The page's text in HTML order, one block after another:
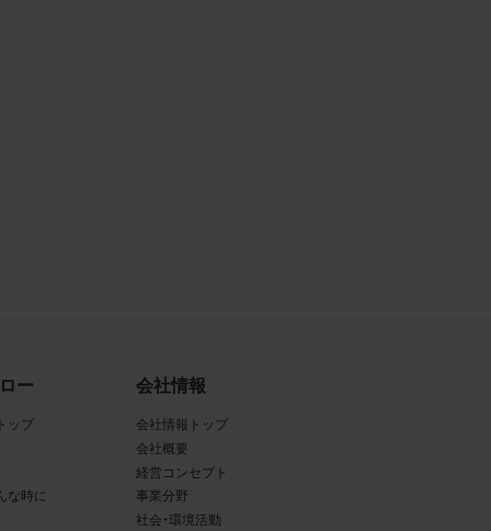
の
掲
ー
ップ
な時に
会社情報
会社情報トップ
会社概要
経営コンセプト
事業分野
社会・環境活動